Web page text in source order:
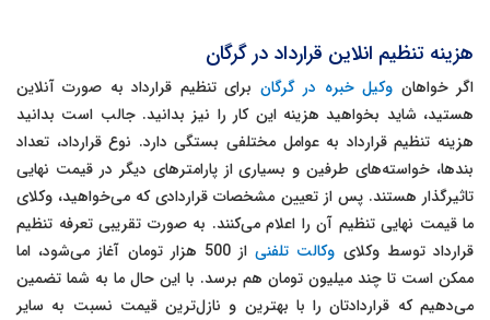
هزینه تنظیم انلاین قرارداد در گرگان
اگر خواهان وکیل خبره در گرگان برای تنظیم قرارداد به صورت آنلاین
هستید، شاید بخواهید هزینه این کار را نیز بدانید. جالب است بدانید
هزینه تنظیم قرارداد به عوامل مختلفی بستگی دارد. نوع قرارداد، تعداد
بندها، خواسته‌های طرفین و بسیاری از پارامترهای دیگر در قیمت نهایی
تاثیرگذار هستند. پس از تعیین مشخصات قراردادی که می‌خواهید، وکلای
ما قیمت نهایی تنظیم آن را اعلام می‌کنند. به صورت تقریبی تعرفه تنظیم
قرارداد توسط وکلای وکالت تلفنی
از 500 هزار تومان آغاز می‌شود، اما
ممکن است تا چند میلیون تومان هم برسد. با این حال ما به شما تضمین
می‌دهیم که قراردادتان را با بهترین و نازل‌ترین قیمت نسبت به سایر